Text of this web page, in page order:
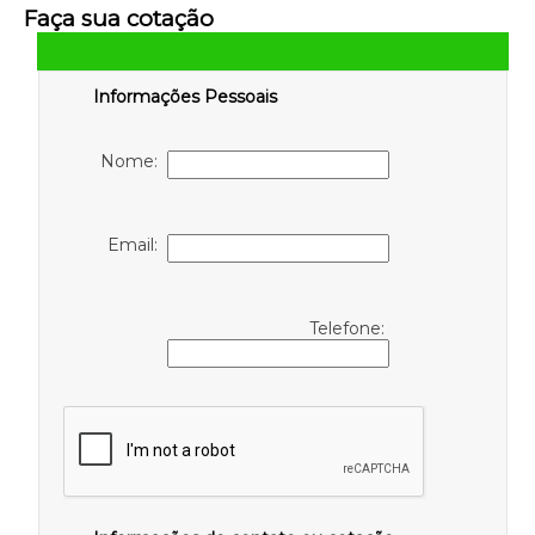
Faça sua cotação
Informações Pessoais
Nome:
Email:
Telefone: